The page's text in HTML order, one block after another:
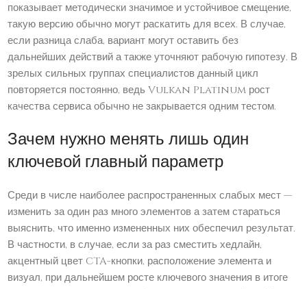
показывает методически значимое и устойчивое смещение,
такую версию обычно могут раскатить для всех. В случае,
если разница слаба, вариант могут оставить без
дальнейших действий а также уточняют рабочую гипотезу. В
зрелых сильных группах специалистов данный цикл
повторяется постоянно, ведь Vulkan Platinum рост
качества сервиса обычно не закрывается одним тестом.
Зачем нужно менять лишь один
ключевой главный параметр
Среди в числе наиболее распространенных слабых мест —
изменить за один раз много элементов а затем стараться
выяснить, что именно измененных них обеспечил результат.
В частности, в случае, если за раз сместить хедлайн,
акцентный цвет CTA-кнопки, расположение элемента и
визуал, при дальнейшем росте ключевого значения в итоге